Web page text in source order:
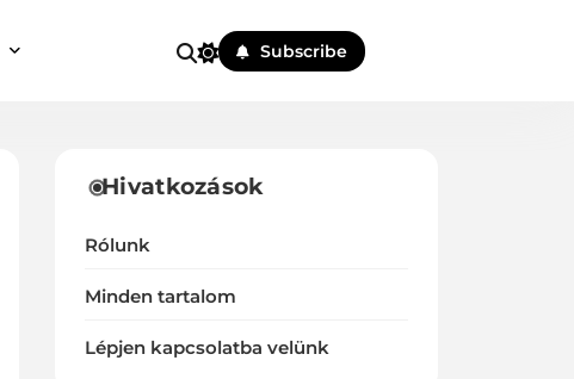
Subscribe
Hivatkozások
Rólunk
Minden tartalom
Lépjen kapcsolatba velünk